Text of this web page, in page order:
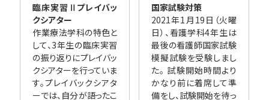
臨床実習Ⅱプレイバッ
クシアター
作業療法学科の特色と
して、3年生の臨床実習
の振り返りにプレイバッ
クシアターを行っていま
す。プレイバックシアタ
ーでは、自分が語ったこ
国家試験対策
2021年1月19日（火曜
日）、看護学科4年生は
最後の看護師国家試験
模擬試験を受験しまし
た。 試験開始時間より
かなり前に着席して準
備をし、試験開始を待っ